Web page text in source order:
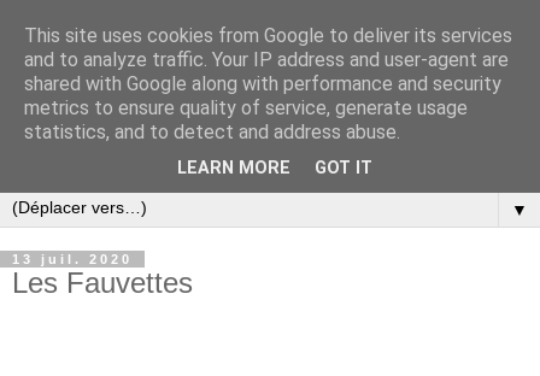
▼
13 juil. 2020
Les Fauvettes
This site uses cookies from Google to deliver its services
and to analyze traffic. Your IP address and user-agent are
shared with Google along with performance and security
metrics to ensure quality of service, generate usage
statistics, and to detect and address abuse.
LEARN MORE GOT IT